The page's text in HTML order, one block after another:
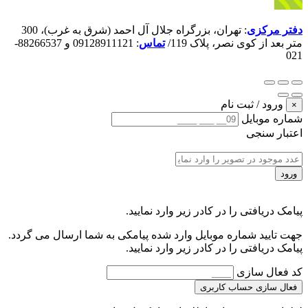
دفتر مرکزی
: تهران، بزرگراه جلال آل احمد (شرق به غرب)، 300
متر بعد از کوی نصر، پلاک 119/
تماس
: 09128911121 و 88266537-
021
×
ورود / ثبت نام
شماره موبایل
اعتبار سنجی
ورود
پیامک دریافتی را در کادر زیر وارد نمایید.
جهت تایید شماره موبایل وارد شده پیامکی به شما ارسال می گردد.
پیامک دریافتی را در کادر زیر وارد نمایید.
کد فعال سازی
فعال سازی حساب کاربری